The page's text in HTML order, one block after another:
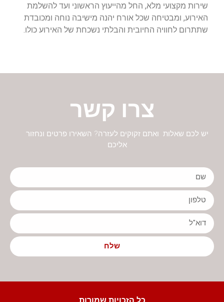
שירות מקצועי מלא, החל מהייעוץ הראשוני ועד להשלמת
האירוע, ומבטיחה שכל אורח יהנה מישיבה נוחה ומכובדת
שתתרום לחוויה החיובית והבלתי נשכחת של האירוע כולו.
צרו קשר
יש לכם שאלות ואתם זקוקים לעזרה? השאירו פרטים ונחזור
אליכם
שלח